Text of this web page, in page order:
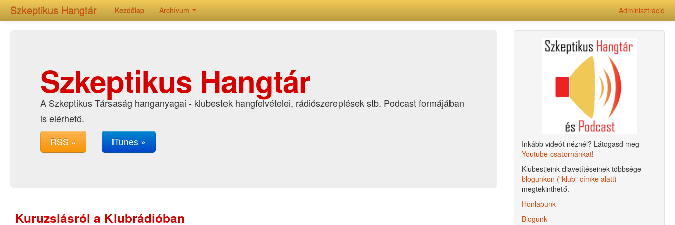
Szkeptikus Hangtár Adminisztráció
Kezdőlap Archívum
Szkeptikus Hangtár
A Szkeptikus Társaság hanganyagai - klubestek hangfelvételei, rádiószereplések stb. Podcast formájában
is elérhető.
RSS » iTunes »
Kuruzslásról a Klubrádióban
Inkább videót néznél? Látogasd meg
Youtube-csatornánkat!
Klubestjeink diavetítéseinek többsége
blogunkon ("klub" címke alatt)
megtekinthető.
Honlapunk
Blogunk